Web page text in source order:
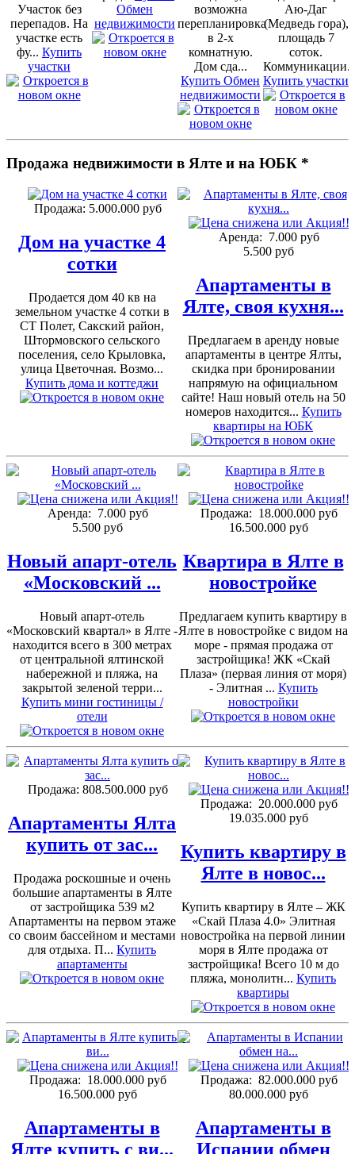
Участок без
перепадов. На
участке есть
фу... Купить
участки
Обмен
недвижимости
возможна
перепланировка
в 2-х
комнатную.
Дом сда...
Купить Обмен
недвижимости
Аю-Даг
(Медведь гора),
площадь 7
соток.
Купить участки
Продажа недвижимости в Ялте и на ЮБК *
Продажа: 5.000.000 руб
Дом на участке 4
сотки
Продается дом 40 кв на
земельном участке 4 сотки в
СТ Полет, Сакский район,
Штормовского сельского
поселения, село Крыловка,
улица Цветочная. Возмо...
Купить дома и коттеджи
Аренда: 7.000 руб
5.500 руб
Апартаменты в
Ялте, своя кухня...
Предлагаем в аренду новые
апартаменты в центре Ялты,
скидка при бронировании
напрямую на официальном
сайте! Наш новый отель на 50
номеров находится... Купить
квартиры на ЮБК
Аренда: 7.000 руб
5.500 руб
Новый апарт-отель
«Московский ...
Новый апарт-отель
«Московский квартал» в Ялте -
находится всего в 300 метрах
от центральной ялтинской
набережной и пляжа, на
закрытой зеленой терри...
Купить мини гостиницы /
отели
Продажа: 18.000.000 руб
16.500.000 руб
Квартира в Ялте в
новостройке
Предлагаем купить квартиру в
Ялте в новостройке с видом на
море - прямая продажа от
застройщика! ЖК «Скай
Плаза» (первая линия от моря)
- Элитная ... Купить
новостройки
Продажа: 808.500.000 руб
Апартаменты Ялта
купить от зас...
Продажа роскошные и очень
большие апартаменты в Ялте
от застройщика 539 м2
Апартаменты на первом этаже
со своим бассейном и местами
для отдыха. П... Купить
апартаменты
Продажа: 20.000.000 руб
19.035.000 руб
Купить квартиру в
Ялте в новос...
Купить квартиру в Ялте – ЖК
«Скай Плаза 4.0» Элитная
новостройка на первой линии
моря в Ялте продажа от
застройщика! Всего 10 м до
пляжа, монолитн... Купить
квартиры
Продажа: 18.000.000 руб
16.500.000 руб
Апартаменты в
Ялте купить с ви...
Продажа: 82.000.000 руб
80.000.000 руб
Апартаменты в
Испании обмен